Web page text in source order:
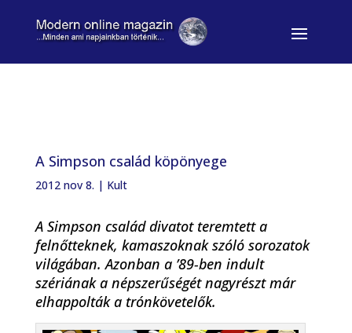
A Simpson család köpönyege
2012 nov 8. | Kult
A Simpson család divatot teremtett a
felnőtteknek, kamaszoknak szóló sorozatok
világában. Azonban a ’89-ben indult
szériának a népszerűségét nagyrészt már
elhappolták a trónkövetelők.